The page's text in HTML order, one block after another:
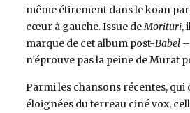
même étirement dans le koan
cœur à gauche. Issue deMorituri,
marque de cet album post-Babel–
n’éprouve pas la peine de Murat
Parmi les chansons récentes, qui
éloignées du terreau ciné vox,